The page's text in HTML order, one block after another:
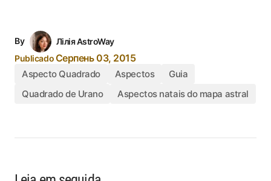
By
Лілія AstroWay
PublicadoСерпень 03, 2015
Aspecto Quadrado Aspectos
Guia
Quadrado de Urano
Aspectos natais do mapa astral